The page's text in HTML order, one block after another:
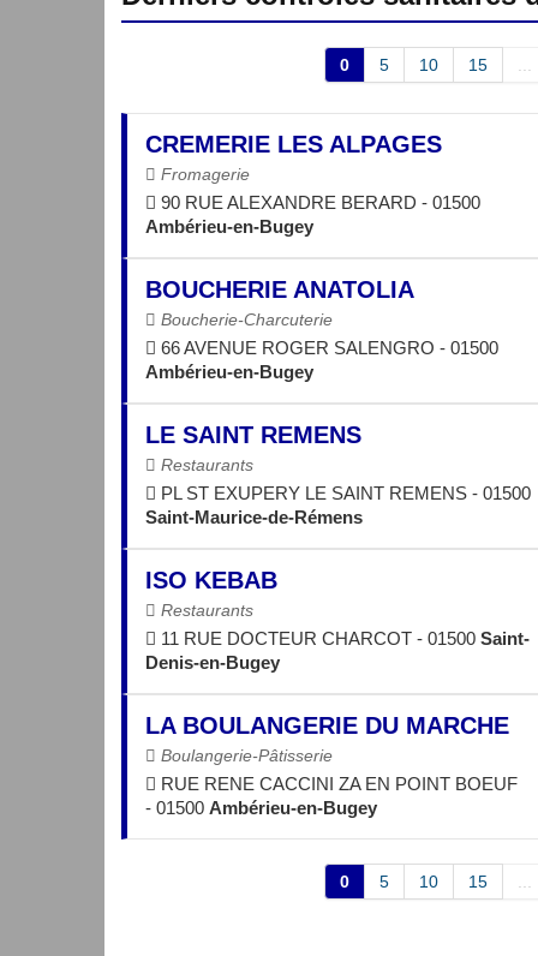
0 5 10 15 ...
CREMERIE LES ALPAGES
Fromagerie
90 RUE ALEXANDRE BERARD - 01500
Ambérieu-en-Bugey
BOUCHERIE ANATOLIA
Boucherie-Charcuterie
66 AVENUE ROGER SALENGRO - 01500
Ambérieu-en-Bugey
LE SAINT REMENS
Restaurants
PL ST EXUPERY LE SAINT REMENS - 01500
Saint-Maurice-de-Rémens
ISO KEBAB
Restaurants
11 RUE DOCTEUR CHARCOT - 01500 Saint-
Denis-en-Bugey
LA BOULANGERIE DU MARCHE
Boulangerie-Pâtisserie
RUE RENE CACCINI ZA EN POINT BOEUF
- 01500 Ambérieu-en-Bugey
0 5 10 15 ...